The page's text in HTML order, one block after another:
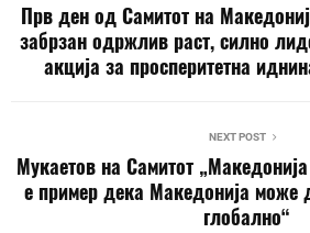
Прв ден од Самитот на
забрзан одржлив раст, силно
акција за просперитетна
NEXT POST
Мукаетов на Самитот
е пример дека Македонија може
глобално“